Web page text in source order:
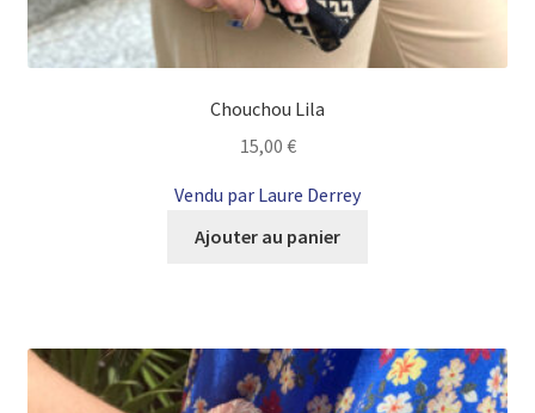
Chouchou Lila
15,00 €
Vendu par Laure Derrey
Ajouter au panier